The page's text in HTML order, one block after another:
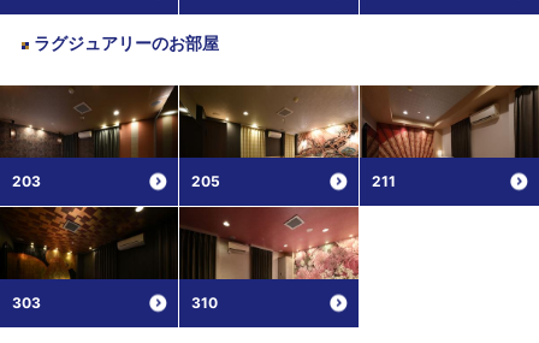
ラグジュアリーのお部屋
203 205 211
303 310